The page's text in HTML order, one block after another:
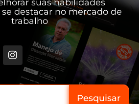
suas habilidades
destacar no mercado de
trabalho
Pesquisar